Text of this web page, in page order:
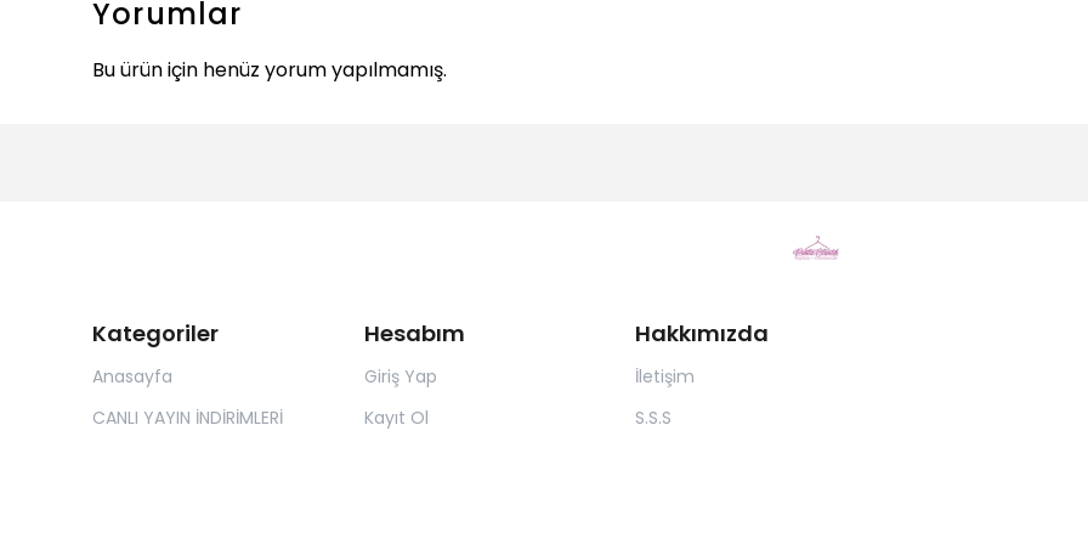
Yorumlar
Bu ürün için henüz yorum yapılmamış.
Kategoriler
Anasayfa
CANLI YAYIN İNDİRİMLERİ
Hesabım
Giriş Yap
Kayıt Ol
Hakkımızda
İletişim
S.S.S